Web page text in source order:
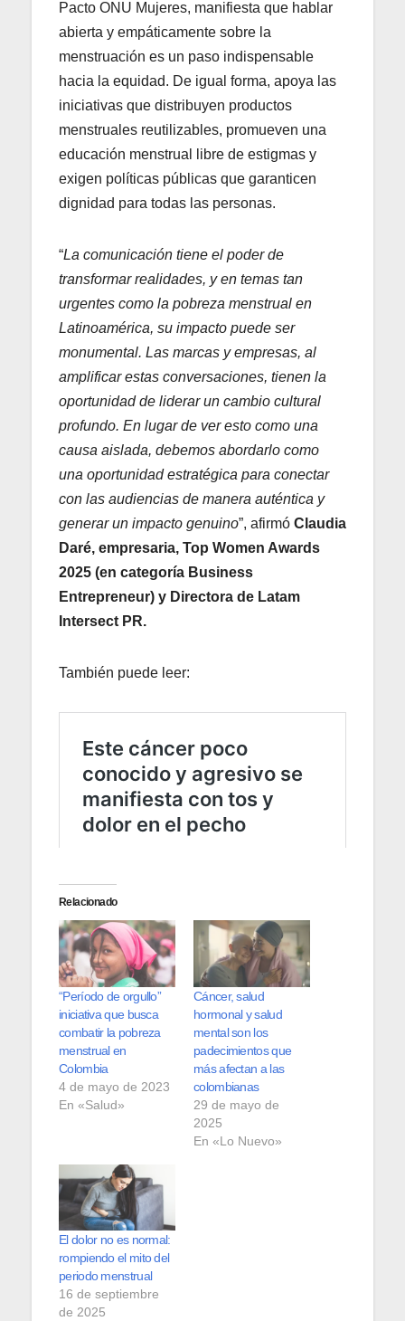
Pacto ONU Mujeres, manifiesta que hablar
abierta y empáticamente sobre la
menstruación es un paso indispensable
hacia la equidad. De igual forma, apoya las
iniciativas que distribuyen productos
menstruales reutilizables, promueven una
educación menstrual libre de estigmas y
exigen políticas públicas que garanticen
dignidad para todas las personas.
“La comunicación tiene el poder de
transformar realidades, y en temas tan
urgentes como la pobreza menstrual en
Latinoamérica, su impacto puede ser
monumental. Las marcas y empresas, al
amplificar estas conversaciones, tienen la
oportunidad de liderar un cambio cultural
profundo. En lugar de ver esto como una
causa aislada, debemos abordarlo como
una oportunidad estratégica para conectar
con las audiencias de manera auténtica y
generar un impacto genuino”, afirmó Claudia
Daré, empresaria, Top Women Awards
2025 (en categoría Business
Entrepreneur) y Directora de Latam
Intersect PR.
También puede leer:
Relacionado
“Período de orgullo”
iniciativa que busca
combatir la pobreza
menstrual en
Colombia
4 de mayo de 2023
En «Salud»
Cáncer, salud
hormonal y salud
mental son los
padecimientos que
más afectan a las
colombianas
29 de mayo de
2025
En «Lo Nuevo»
El dolor no es normal:
rompiendo el mito del
periodo menstrual
16 de septiembre
de 2025